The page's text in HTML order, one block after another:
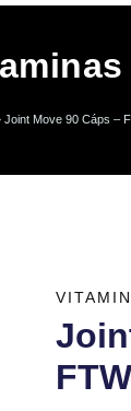
Joint Move 90 Cáps –
FTW